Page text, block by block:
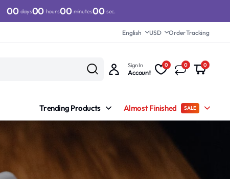
00 days00 hours00 minutes00 sec.
English USD Order Tracking
Sign In
Account
0 0 0
Trending Products Almost Finished SALE